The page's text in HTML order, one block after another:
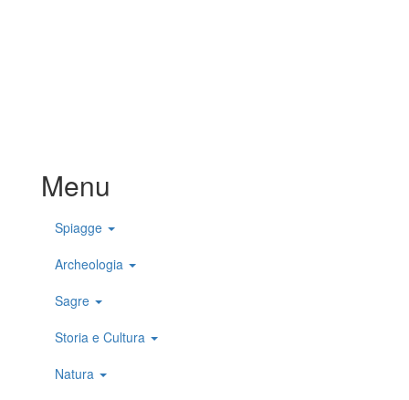
Menu
Spiagge
Archeologia
Sagre
Storia e Cultura
Natura